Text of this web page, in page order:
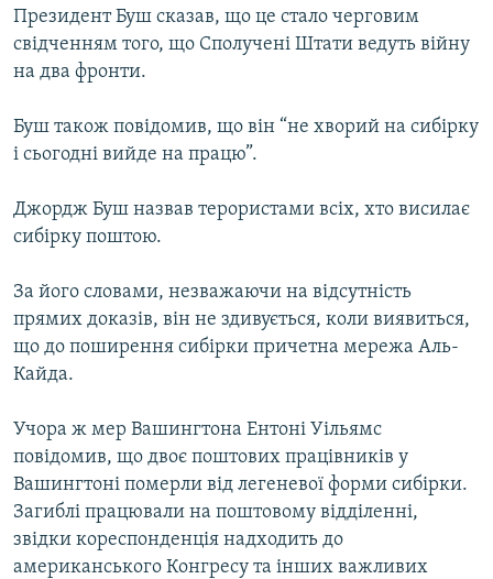
ДОЛУЧАЙСЯ!
Усі сайти RFE/RL
Президент Буш сказав, що це стало черговим
свідченням того, що Сполучені Штати ведуть війну
на два фронти.
Буш також повідомив, що він “не хворий на сибірку
і сьогодні вийде на працю”.
Джордж Буш назвав терористами всіх, хто висилає
сибірку поштою.
За його словами, незважаючи на відсутність
прямих доказів, він не здивується, коли виявиться,
що до поширення сибірки причетна мережа Аль-
Кайда.
Учора ж мер Вашингтона Ентоні Уільямс
повідомив, що двоє поштових працівників у
Вашингтоні померли від легеневої форми сибірки.
Загиблі працювали на поштовому відділенні,
звідки кореспонденція надходить до
американського Конгресу та інших важливих